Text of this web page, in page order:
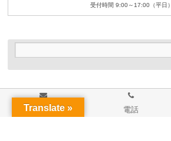
受付時間 9:00～17:00（平日）
メール 電話
Translate »